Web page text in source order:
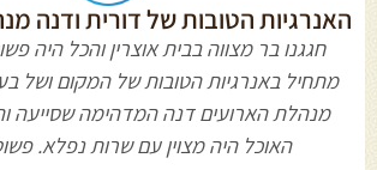
האנרגיות הטובות של דורית ודנה
חגגנו בר מצווה בבית אוצרין והכל היה
מתחיל באנרגיות הטובות של המקום ושל
מנהלת הארועים דנה המדהימה שסייעה
האוכל היה מצוין עם שרות נפלא.